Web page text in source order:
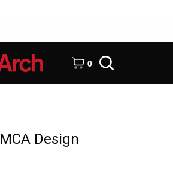
0
MCA Design